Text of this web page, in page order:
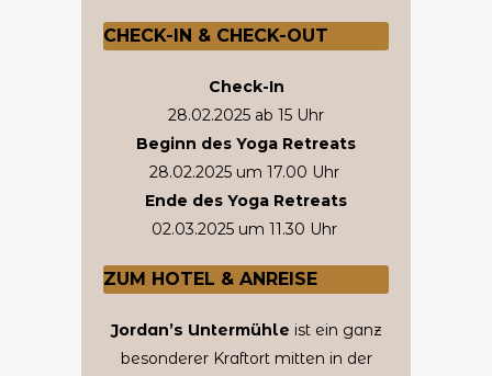
CHECK-IN & CHECK-OUT
Check-In
28.02.2025 ab 15 Uhr
Beginn des Yoga Retreats
28.02.2025 um 17.00 Uhr
Ende des Yoga Retreats
02.03.2025 um 11.30 Uhr
ZUM HOTEL & ANREISE
Jordan’s Untermühle ist ein ganz
besonderer Kraftort mitten in der